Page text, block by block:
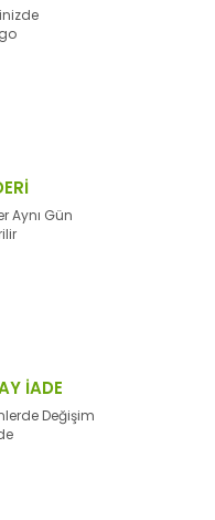
Aynı Gün
İADE
Değişim